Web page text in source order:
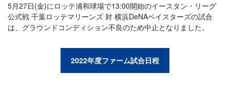
5月27日(金)にロッテ浦和球場で13:00開始のイースタン・リーグ
公式戦 千葉ロッテマリーンズ 対 横浜DeNAベイスターズの試合
は、グラウンドコンディション不良のため中止となりました。
2022年度ファーム試合日程